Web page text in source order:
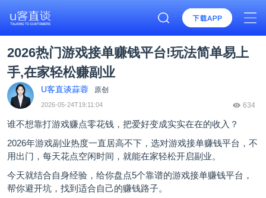
2026热门游戏接单赚钱平台!玩法简单易上
手,在家轻松赚副业
U客直谈蒜蓉 原创
2026-05-24T19:11:04 634
谁不想靠打游戏赚点零花钱，把爱好变成实实在在的收入？
2026年游戏副业热度一直居高不下，选对游戏接单赚钱平台 ，不
用出门，每天花点空闲时间，就能在家轻松开启副业。
今天就结合自身经验，给你盘点5个靠谱的游戏接单赚钱平台，
帮你避开坑，找到适合自己的赚钱路子。